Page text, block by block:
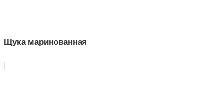
Щука маринованная